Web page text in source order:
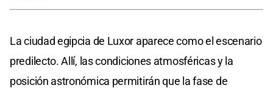
La ciudad egipcia de Luxor aparece como el escenario
predilecto. Allí, las condiciones atmosféricas y la
posición astronómica permitirán que la fase de